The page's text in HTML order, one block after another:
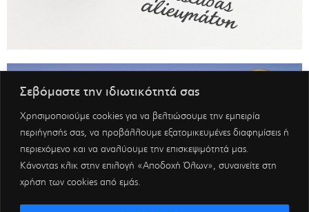
Σεβόμαστε την ιδιωτικότητά σας
Χρησιμοποιούμε cookies για να βελτιώσουμε την εμπειρία
περιήγησής σας, να προβάλλουμε εξατομικευμένες διαφημίσεις ή
περιεχόμενο και να αναλύουμε την επισκεψιμότητά μας.
Κάνοντας κλικ στην επιλογή «Αποδοχή Όλων», συναινείτε στη
χρήση των cookies από εμάς.